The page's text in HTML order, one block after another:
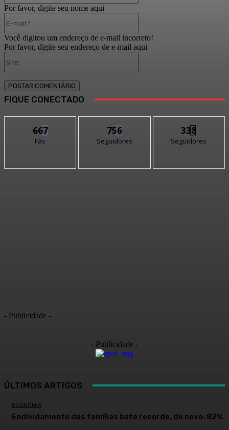
Por favor, digite seu nome aqui
Você digitou um endereço de e-mail incorreto!
Por favor, digite seu endereço de e-mail aqui
FIQUE CONECTADO
667
Fãs
756
Seguidores
338
Seguidores
- Publicidade -
- Publicidade -
ÚLTIMOS ARTIGOS
ECONOMIA
Endividamento das famílias bate recorde, de novo: 82%